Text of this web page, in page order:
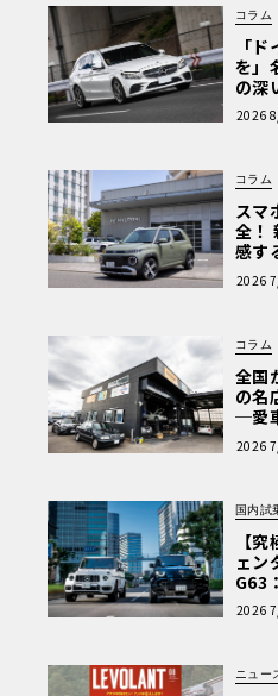
コラム
「
を」
の深
心と
な走
2026
コラム
スマ
全！
感す
【第
2026
コラム
全国
の名
─愛
術と
を選
2026
国内試
【
ェン
G63
極的
2026
ニュー